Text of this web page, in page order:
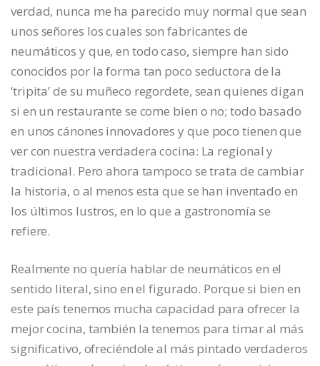
verdad, nunca me ha parecido muy normal que sean
unos señores los cuales son fabricantes de
neumáticos y que, en todo caso, siempre han sido
conocidos por la forma tan poco seductora de la
‘tripita’ de su muñeco regordete, sean quienes digan
si en un restaurante se come bien o no; todo basado
en unos cánones innovadores y que poco tienen que
ver con nuestra verdadera cocina: La regional y
tradicional. Pero ahora tampoco se trata de cambiar
la historia, o al menos esta que se han inventado en
los últimos lustros, en lo que a gastronomía se
refiere.
Realmente no quería hablar de neumáticos en el
sentido literal, sino en el figurado. Porque si bien en
este país tenemos mucha capacidad para ofrecer la
mejor cocina, también la tenemos para timar al más
significativo, ofreciéndole al más pintado verdaderos